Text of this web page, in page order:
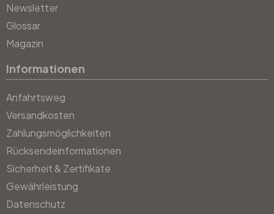
Newsletter
Glossar
Magazin
Informationen
Anfahrtsweg
Versandkosten
Zahlungsmöglichkeiten
Rücksendeinformationen
Sicherheit & Zertifikate
Gewährleistung
Datenschutz